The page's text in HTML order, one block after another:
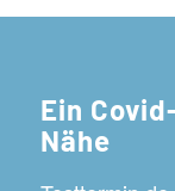
Ein
Nähe